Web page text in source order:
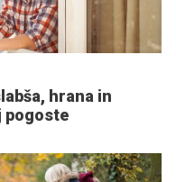
hrana in
pogoste